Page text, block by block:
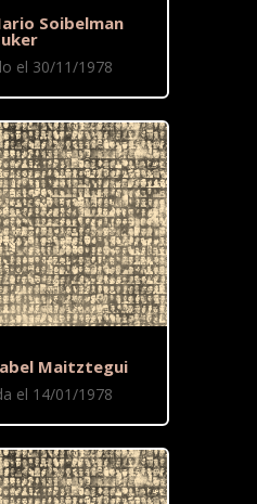
Soibelman
el 30/11/1978
Maitztegui
el 14/01/1978